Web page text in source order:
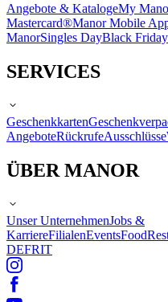
Angebote & KatalogeMy
Mastercard®Manor Mobile
ManorSingles DayBlack Friday
SERVICES
Geschenkkarten
AngeboteRückrufeAusschlüsse
ÜBER MANOR
Unser UnternehmenJobs &
KarriereFilialenEventsFood
DEFRIT